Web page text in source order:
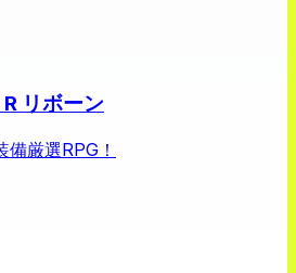
リボーン
厳選RPG！